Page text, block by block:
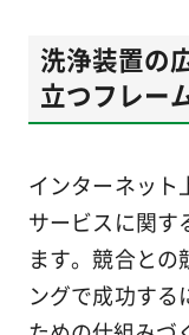
洗浄装置の
立つフレー
インターネット
サービスに関す
ます。競合との
ングで成功する